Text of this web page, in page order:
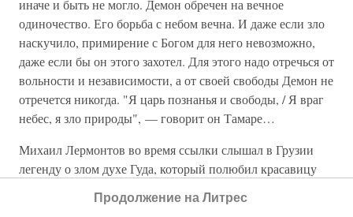
иначе и быть не могло. Демон обречен на вечное
одиночество. Его борьба с небом вечна. И даже если зло
наскучило, примирение с Богом для него невозможно,
даже если бы он этого захотел. Для этого надо отречься от
вольности и независимости, а от своей свободы Демон не
отречется никогда. "Я царь познанья и свободы, / Я враг
небес, я зло природы", — говорит он Тамаре…
Михаил Лермонтов во время ссылки слышал в Грузии
легенду о злом духе Гуда, который полюбил красавицу
легенде в "Герое нашего времени". Так и возник у
Продолжение на Литрес